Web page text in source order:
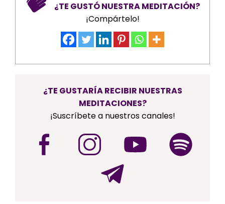
¿TE GUSTÓ NUESTRA MEDITACIÓN?
¡Compártelo!
¿TE GUSTARÍA RECIBIR NUESTRAS
MEDITACIONES?
¡Suscríbete a nuestros canales!